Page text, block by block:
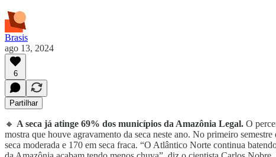
Brasis
ago 13, 2024
6
Partilhar
🔸 A seca já atinge 69% dos municípios da Amazônia Legal. O
mostra que houve agravamento da seca neste ano. No primeiro
seca moderada e 170 em seca fraca. “O Atlântico Norte continua